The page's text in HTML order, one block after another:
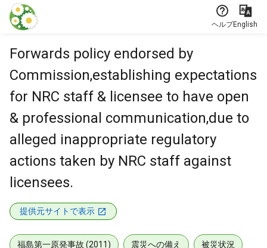
本文に飛ぶ
ヘルプEnglish
Forwards policy endorsed by
Commission,establishing expectations
for NRC staff & licensee to have open
& professional communication,due to
alleged inappropriate regulatory
actions taken by NRC staff against
licensees.
提供元サイトで表示
福島第一原発事故 (2011) 震災への備え 被災状況